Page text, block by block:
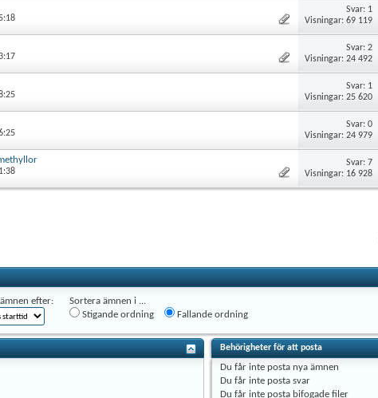
Svar: 1
Visningar: 69 119
Svar: 2
Visningar: 24 492
Svar: 1
Visningar: 25 620
Svar: 0
Visningar: 24 979
Svar: 7
Visningar: 16 928
efter:
Sortera ämnen i ...
Stigande ordning
Fallande ordning
Behörigheter för att posta
Du får inteposta nya ämnen
Du får inteposta svar
Du får inteposta bifogade filer